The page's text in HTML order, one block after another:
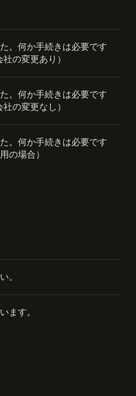
。何か手続きは必要です
の変更あり）
。何か手続きは必要です
の変更なし）
。何か手続きは必要です
の場合）
。
ます。